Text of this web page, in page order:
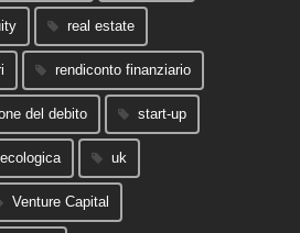
real estate
rendiconto finanziario
del debito start-up
uk
Venture Capital